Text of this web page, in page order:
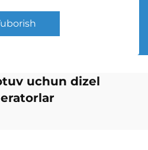
uchun dizel